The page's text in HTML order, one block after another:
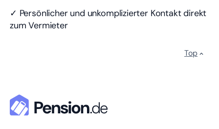
✓ Persönlicher und unkomplizierter Kontakt direkt
zum Vermieter
Top